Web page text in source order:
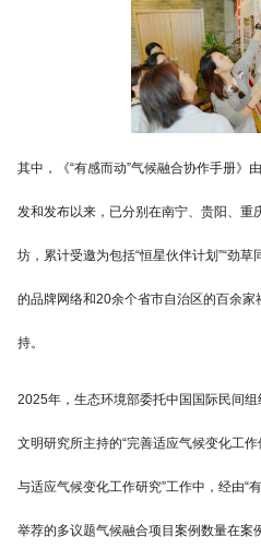
其中，《“有感而动”气候融合协作手册》
发和发布以来，已分别在南宁、贵阳、重
坊，累计受邀为包括“恒星伙伴计划”“劲草
的品牌网络和20余个省市自治区的百余
持。
2025年，生态环境部委托中国国际民间
文明研究所主持的“完善适应气候变化工
与适应气候变化工作研究”工作中，经由
举荐的多议题气候融合项目案例数量在案